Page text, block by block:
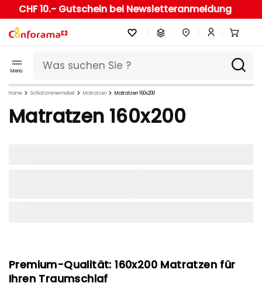
CHF 10.- Gutschein bei Newsletteranmeldung
Menü
Home Schlafzimmermöbel Matratzen Matratzen 160x200
Matratzen 160x200
Premium-Qualität: 160x200 Matratzen für
Ihren Traumschlaf